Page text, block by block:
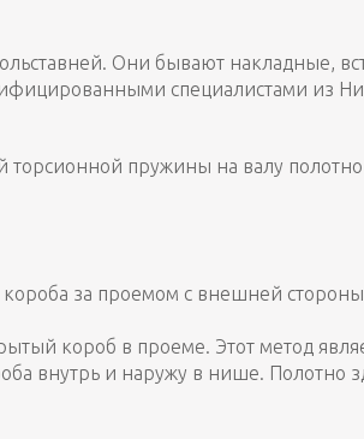
Они бывают накладные,
специалистами из
пружины на валу
за проемом с внешней
короб в проеме. Этот метод
внутрь и наружу в нише. Полотно